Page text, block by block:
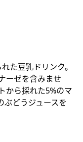
た豆乳ドリンク。
ーゼを含みませ
から採れた5%のマ
ぶどうジュースを